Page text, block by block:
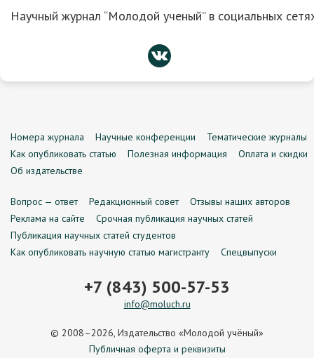
Научный журнал “Молодой ученый” в социальных
Номера журнала Научные конференции
Тематические журналы
Как опубликовать статью
Полезная информация
Оплата и скидки
Об издательстве
Вопрос — ответ Редакционный совет
Отзывы наших авторов
Реклама на сайте
Срочная публикация научных статей
Публикация научных статей студентов
Как опубликовать научную статью магистранту
Спецвыпуски
+7 (843) 500-57-53
info@moluch.ru
© 2008–2026, Издательство «Молодой учёный»
Публичная оферта и реквизиты